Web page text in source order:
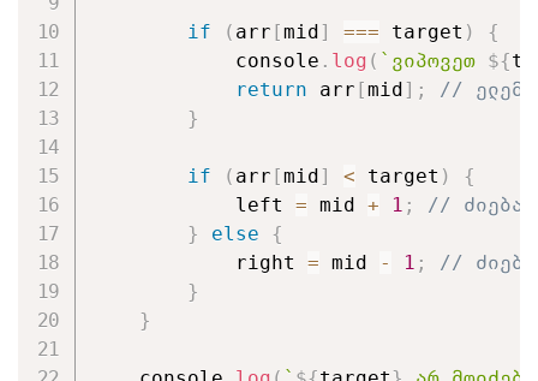
if ( arr [mid] === target )
{
            console
. log ( ` ვიპოვეთ ${
return arr [mid] ;
//
}
if ( arr [mid] < target )
{
            left
= mid + 1 ;
// ძიება
}
else
{
            right
= mid - 1 ;
// ძიება
}
}